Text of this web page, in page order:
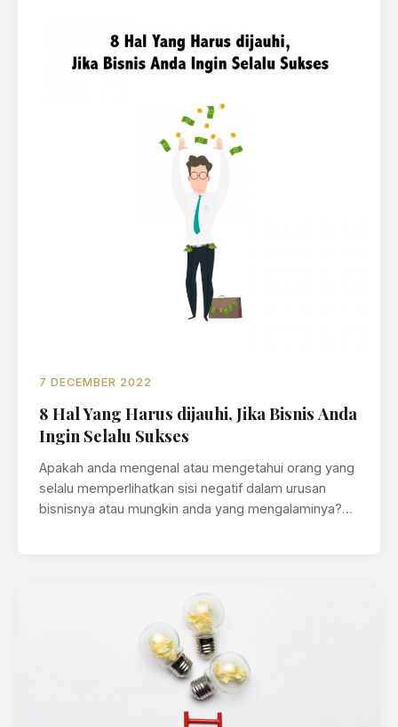
7 DECEMBER 2022
8 Hal Yang Harus dijauhi, Jika Bisnis Anda
Ingin Selalu Sukses
Apakah anda mengenal atau mengetahui orang yang
selalu memperlihatkan sisi negatif dalam urusan
bisnisnya atau mungkin anda yang mengalaminya?